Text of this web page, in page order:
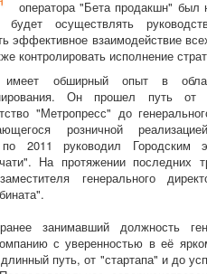
оператора "Бета продакшн" был
будет осуществлять
эффективное взаимодействие
контролировать исполнение
имеет обширный опыт в
Он прошел путь от
"Метропресс" до
розничной
2011 руководил Городским
На протяжении последних
генерального
занимавший должность
с уверенностью в её
путь, от "стартапа" и до